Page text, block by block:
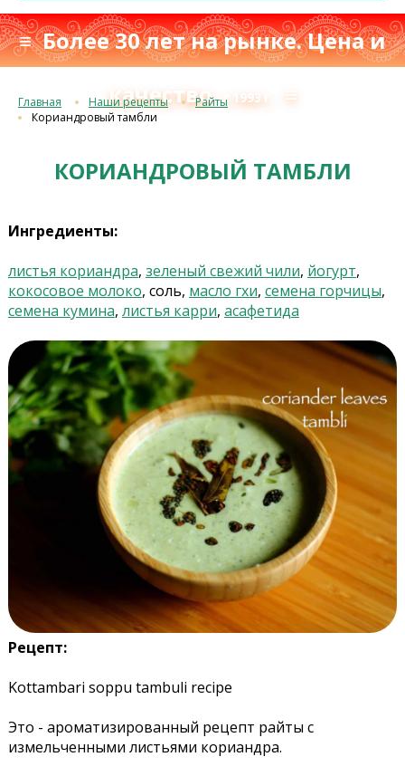
≡ Более 30 лет на рынке. Цена и
качество с 1993 г. ≡
Главная Наши рецепты
Райты
Кориандровый тамбли
КОРИАНДРОВЫЙ ТАМБЛИ
Ингредиенты:
листья кориандра, зеленый свежий чили, йогурт,
кокосовое молоко, соль, масло гхи, семена горчицы,
семена кумина, листья карри, асафетида
Рецепт:
Kottambari soppu tambuli recipe
Это - ароматизированный рецепт райты с
измельченными листьями кориандра.